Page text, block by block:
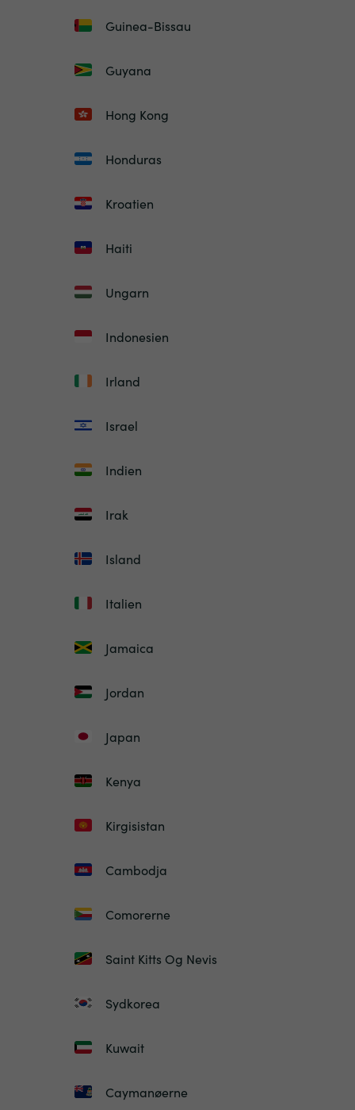
Guinea-Bissau
Guyana
Hong Kong
Honduras
Kroatien
Haiti
Ungarn
Indonesien
Irland
Israel
Indien
Irak
Island
Italien
Jamaica
Jordan
Japan
Kenya
Kirgisistan
Cambodja
Comorerne
Saint Kitts Og Nevis
Sydkorea
Kuwait
Caymanøerne